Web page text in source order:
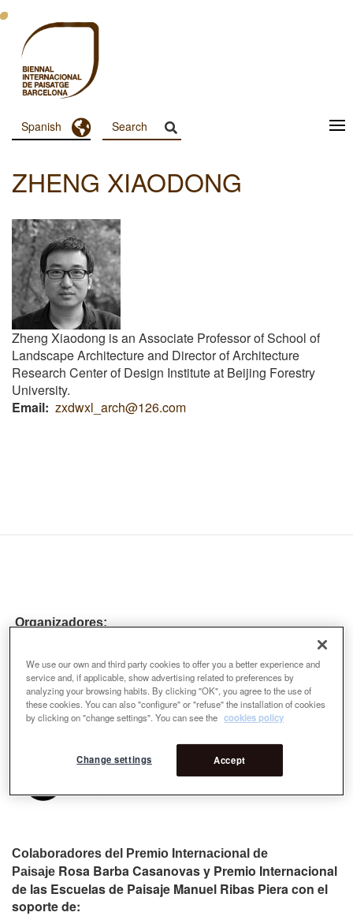
Pasar
contenido
principal
Menu
Principal
Dashboard
Spanish Toggle Dropdown
ZHENG XIAODONG
Zheng Xiaodong is an Associate Professor of School of
Landscape Architecture and Director of Architecture
Research Center of Design Institute at Beijing Forestry
University.
Email zxdwxl_arch@126.com
Organizadores:
Colaboradores del Premio Internacional de
Paisaje Rosa Barba Casanovas y Premio Internacional
de las Escuelas de Paisaje Manuel Ribas Piera con el
soporte de:
We use our own and third party cookies to offer you a better experience and
service and, if applicable, show advertising related to preferences by
analyzing your browsing habits. By clicking "OK", you agree to the use of
these cookies. You can also "configure" or "refuse" the installation of cookies
by clicking on "change settings". You can see the cookies policy
Accept
Change settings